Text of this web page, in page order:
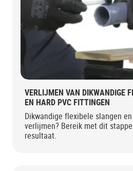
VERLIJMEN VAN DIKWANDIGE
EN HARD PVC FITTINGEN
Dikwandige flexibele slangen
verlijmen? Bereik met dit
resultaat.